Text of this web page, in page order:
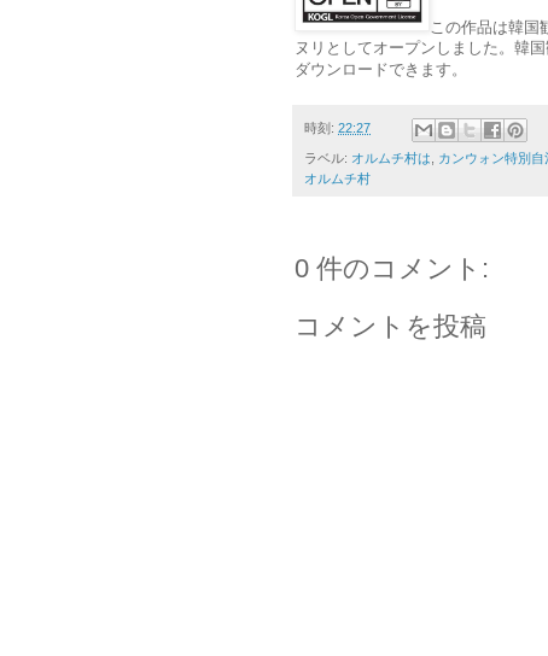
この作品は韓国
ヌリとしてオープンしました。韓
ダウンロードできます。
時刻: 22:27
ラベル: オルムチ村は カンウォン特別
オルムチ村
0 件のコメント:
コメントを投稿